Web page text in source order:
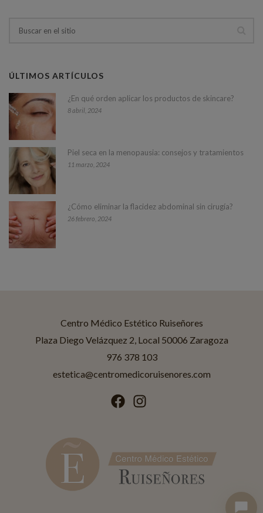
ÚLTIMOS ARTÍCULOS
¿En qué orden aplicar los productos de skincare?
8 abril, 2024
Piel seca en la menopausia: consejos y tratamientos
11 marzo, 2024
¿Cómo eliminar la flacidez abdominal sin cirugía?
26 febrero, 2024
Centro Médico Estético Ruiseñores
Plaza Diego Velázquez 2, Local 50006 Zaragoza
976 378 103
estetica@centromedicoruisenores.com
¡Hola! Soy Jessica
Asistente IA de Ruiseñores Estética.
Tratamientos Promociones